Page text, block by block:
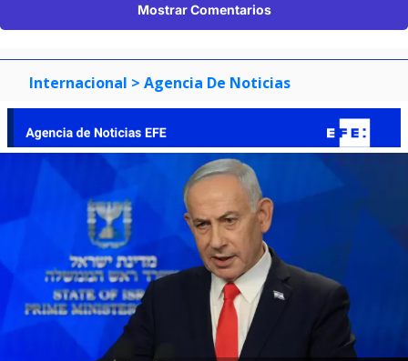
Mostrar Comentarios
Internacional > Agencia De Noticias